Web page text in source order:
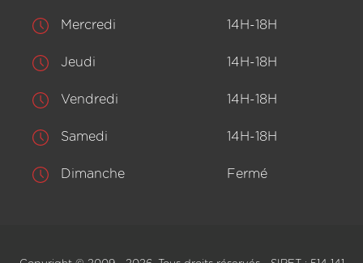
Mercredi 14H-18H
Jeudi 14H-18H
Vendredi 14H-18H
Samedi 14H-18H
Dimanche Fermé